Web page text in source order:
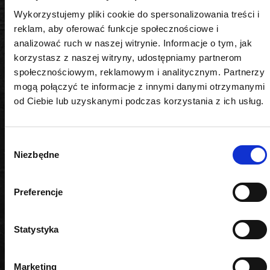
Wykorzystujemy pliki cookie do spersonalizowania treści i
reklam, aby oferować funkcje społecznościowe i
analizować ruch w naszej witrynie. Informacje o tym, jak
korzystasz z naszej witryny, udostępniamy partnerom
społecznościowym, reklamowym i analitycznym. Partnerzy
mogą połączyć te informacje z innymi danymi otrzymanymi
od Ciebie lub uzyskanymi podczas korzystania z ich usług.
zgody
Niezbędne
Preferencje
Statystyka
Marketing
DANE TECHNICZNE
Kształt
Rozmiar
9 mm